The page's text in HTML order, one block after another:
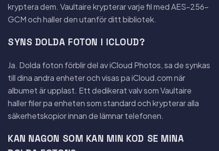
kryptera dem. Vaultaire krypterar varje fil med AES-256-
GCM och haller den utanför ditt bibliotek.
SYNS DOLDA FOTON I ICLOUD?
Ja. Dolda foton förblir del av iCloud Photos, sa de synkas
till dina andra enheter och visas pa iCloud.com när
albumet är upplast. Ett dedikerat valv som Vaultaire
haller filer pa enheten som standard och krypterar alla
säkerhetskopior innan de lämnar telefonen.
KAN NAGON SOM KAN MIN KOD SE MINA